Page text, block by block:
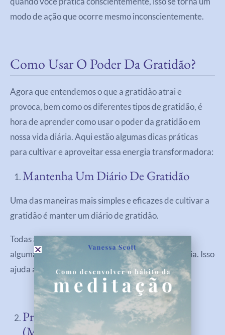
modo de ação que ocorre mesmo inconscientemente.
Como Usar O Poder Da Gratidão?
Agora que entendemos o que a gratidão atrai e
provoca, bem como os diferentes tipos de gratidão, é
hora de aprender como usar o poder da gratidão em
nossa vida diária. Aqui estão algumas dicas práticas
para cultivar e aproveitar essa energia transformadora:
Mantenha Um Diário De Gratidão
Uma das maneiras mais simples e eficazes de cultivar a
gratidão é manter um diário de gratidão.
Todas as noites, reserve um tempo para escrever
algumas coisas pelas quais você é grato naquele dia. Isso
ajuda a manter o foco no positivo.
Pratique A Atenção Plena
(Mindfulness)